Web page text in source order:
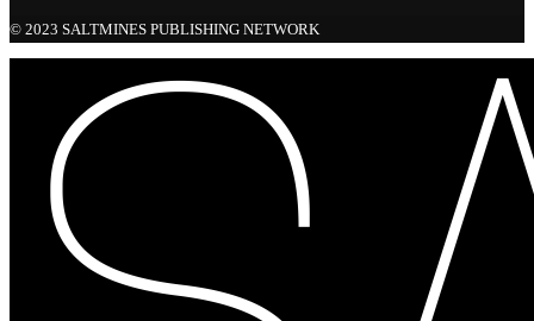
© 2023 SALTMINES PUBLISHING NETWORK